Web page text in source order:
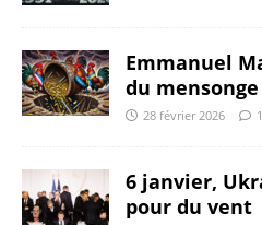
Emmanuel
du mensonge
28 février 2026
6 janvier,
pour du vent